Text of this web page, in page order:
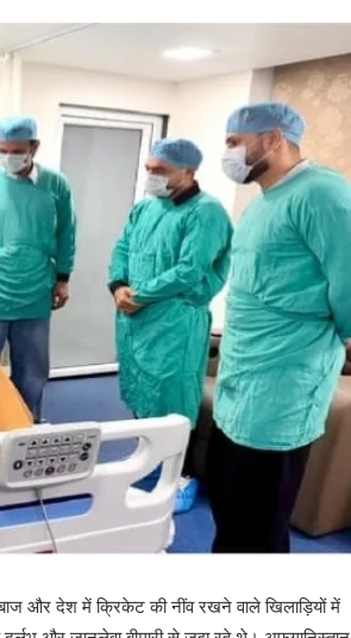
और देश में क्रिकेट की नींव रखने वाले खिलाड़ियों में